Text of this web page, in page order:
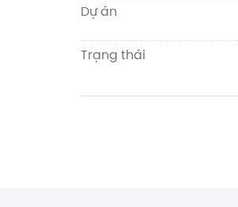
Dự án
Trạng thái